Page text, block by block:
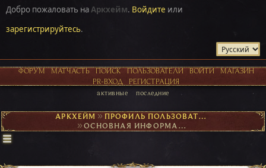
Добро пожаловать наАркхейм. Войдите или
зарегистрируйтесь.
ФОРУМ МАТЧАСТЬ ПОИСК ПОЛЬЗОВАТЕЛИ ВОЙТИ
МАГАЗИН
PR-ВХОД
РЕГИСТРАЦИЯ
активные последние
АРКХЕЙМ► ПРОФИЛЬ ПОЛЬЗОВАТЕЛЯ ЦЗИН БЭЙЮАНЬ
► ОСНОВНАЯ ИНФОРМАЦИЯ